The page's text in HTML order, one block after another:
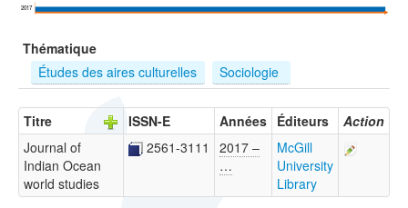
Recherche
EN
ES
?
2017
Thématique
Études des aires culturelles
Sociologie
Titre ISSN-E Années Éditeurs
Action
Journal of
Indian Ocean
world studies
2561-3111
2017 –
…
McGill
University
Library